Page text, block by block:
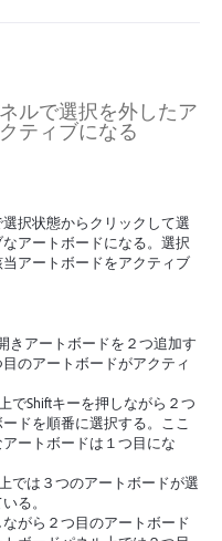
ルで選択を外したア
ティブになる
択状態からクリックして選
アートボードになる。選択
アートボードをアクティブ
きアートボードを２つ追加す
のアートボードがアクティ
でShiftキーを押しながら２つ
ドを順番に選択する。ここ
ートボードは１つ目にな
では３つのアートボードが選
る。
ながら２つ目のアートボード